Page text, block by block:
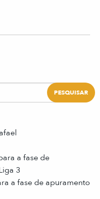
a fase de
3
a fase de apuramento